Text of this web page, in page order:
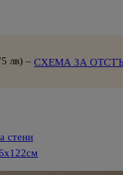
ЗА ОТСТЪПКИ
стени